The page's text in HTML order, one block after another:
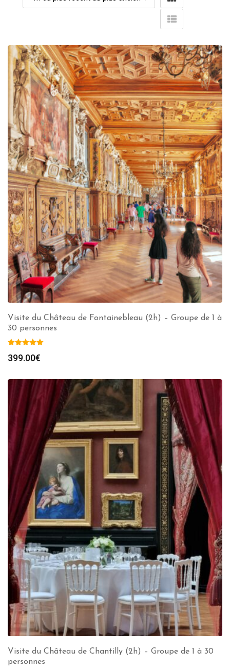
Visite du Château de Fontainebleau (2h) – Groupe de 1 à
30 personnes
399.00€
Visite du Château de Chantilly (2h) – Groupe de 1 à 30
personnes